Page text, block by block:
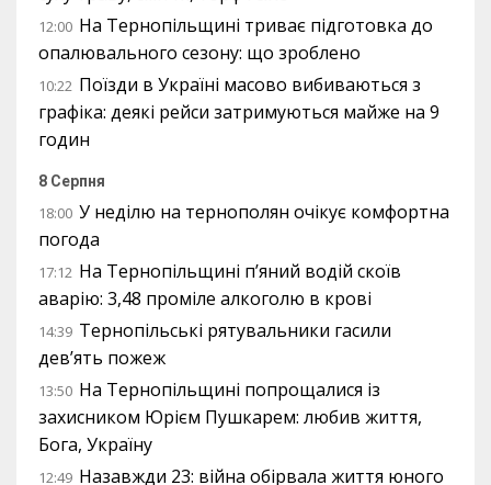
12:00 На Тернопільщині триває підготовка до
опалювального сезону: що зроблено
10:22 Поїзди в Україні масово вибиваються з
графіка: деякі рейси затримуються майже на 9
годин
8 Серпня
18:00 У неділю на тернополян очікує комфортна
погода
17:12 На Тернопільщині п’яний водій скоїв
аварію: 3,48 проміле алкоголю в крові
14:39 Тернопільські рятувальники гасили
дев’ять пожеж
13:50 На Тернопільщині попрощалися із
захисником Юрієм Пушкарем: любив життя,
Бога, Україну
12:49 Назавжди 23: війна обірвала життя юного